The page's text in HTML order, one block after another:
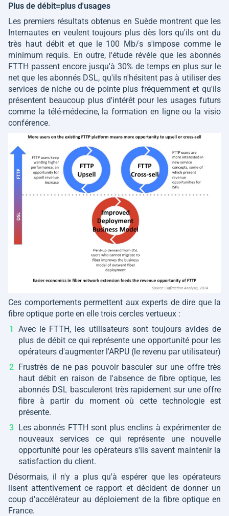
Plus de débit=plus d'usages
Les premiers résultats obtenus en Suède montrent que les
Internautes en veulent toujours plus dès lors qu'ils ont du
très haut débit et que le 100 Mb/s s'impose comme le
minimum requis. En outre, l'étude révèle que les abonnés
FTTH passent encore jusqu'à 30% de temps en plus sur le
net que les abonnés DSL, qu'ils n'hésitent pas à utiliser des
services de niche ou de pointe plus fréquemment et qu'ils
présentent beaucoup plus d'intérêt pour les usages futurs
comme la télé-médecine, la formation en ligne ou la visio
conférence.
Ces comportements permettent aux experts de dire que la
fibre optique porte en elle trois cercles vertueux :
Avec le FTTH, les utilisateurs sont toujours avides de
plus de débit ce qui représente une opportunité pour les
opérateurs d'augmenter l'ARPU (le revenu par utilisateur)
Frustrés de ne pas pouvoir basculer sur une offre très
haut débit en raison de l'absence de fibre optique, les
abonnés DSL basculeront très rapidement sur une offre
fibre à partir du moment où cette technologie est
présente.
Les abonnés FTTH sont plus enclins à expérimenter de
nouveaux services ce qui représente une nouvelle
opportunité pour les opérateurs s'ils savent maintenir la
satisfaction du client.
Désormais, il n'y a plus qu'à espérer que les opérateurs
lisent attentivement ce rapport et décident de donner un
coup d'accélérateur au déploiement de la fibre optique en
France.